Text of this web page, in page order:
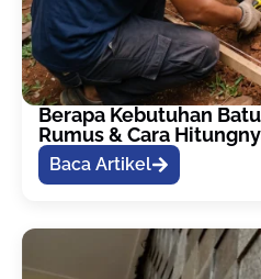
Berapa Kebutuhan
Rumus & Cara
Baca Artikel